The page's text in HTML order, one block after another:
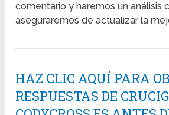
comentario y haremos un análisis
aseguraremos de actualizar la
HAZ CLIC AQUÍ PARA
RESPUESTAS DE